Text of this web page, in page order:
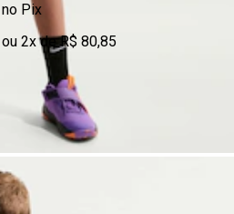
no Pix
ou 2x de R$ 80,85